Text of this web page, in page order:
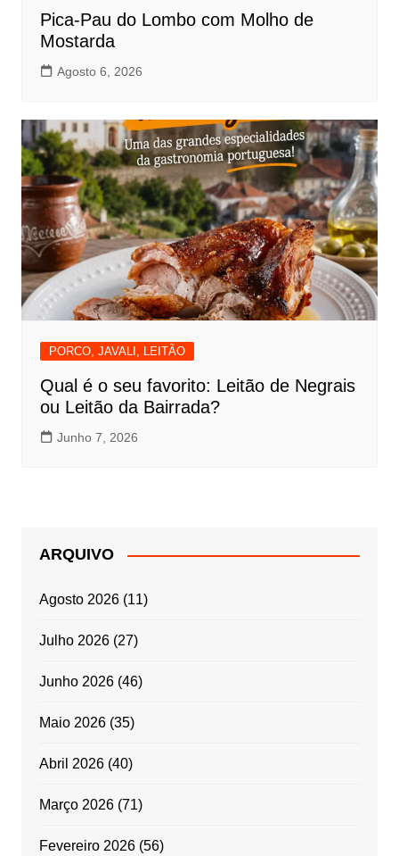
Pica-Pau do Lombo com Molho de
Mostarda
Agosto 6, 2026
PORCO, JAVALI, LEITÃO
Qual é o seu favorito: Leitão de Negrais
ou Leitão da Bairrada?
Junho 7, 2026
ARQUIVO
Agosto 2026(11)
Julho 2026(27)
Junho 2026(46)
Maio 2026(35)
Abril 2026(40)
Março 2026(71)
Fevereiro 2026(56)